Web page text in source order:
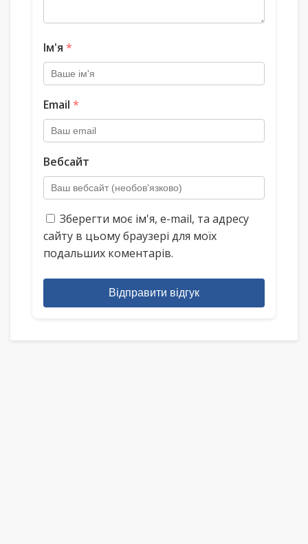
Ім'я *
Email *
Вебсайт
Зберегти моє ім'я, e-mail, та адресу
сайту в цьому браузері для моїх
подальших коментарів.
Відправити відгук